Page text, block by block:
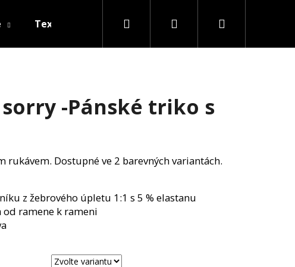
Textil na přání Hledat PřihlášeníNákupní
-Pánské triko s
rukávem. Dostupné ve 2 barevných variantách.
z žebrového úpletu 1:1 s 5 % elastanu
od ramene k rameni